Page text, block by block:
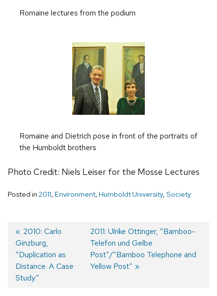
Romaine lectures from the podium
Romaine and Dietrich pose in front of the portraits of
the Humboldt brothers
Photo Credit: Niels Leiser for the Mosse Lectures
Posted in 2011, Environment, Humboldt University, Society
Post
navigation
Previous
post:
2010: Carlo
Ginzburg,
“Duplication as
Distance. A Case
Study”
Next
post:
2011: Ulrike Ottinger, “Bamboo-
Telefon und Gelbe
Post”/”Bamboo Telephone and
Yellow Post”